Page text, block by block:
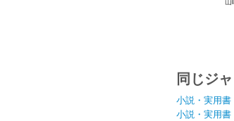
山
同じジ
小説・実用書
小説・実用書